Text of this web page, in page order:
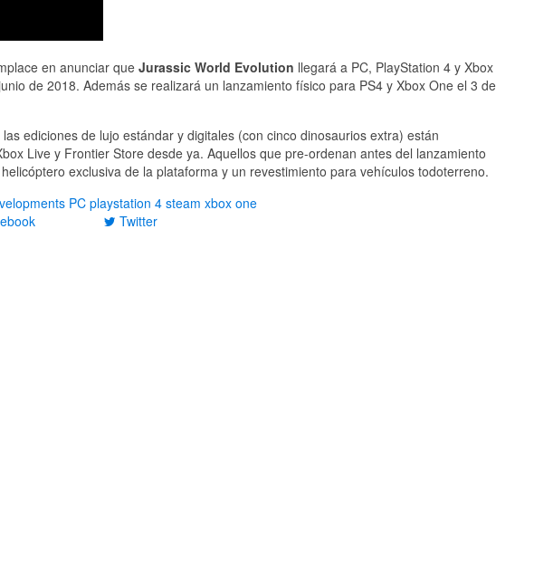
en anunciar queJurassic World Evolution llegará a PC, PlayStation 4 y Xbox
de 2018. Además se realizará un lanzamiento físico para PS4 y Xbox One el 3 de
ediciones de lujo estándar y digitales (con cinco dinosaurios extra) están
Live y Frontier Store desde ya. Aquellos que pre-ordenan antes del lanzamiento
exclusiva de la plataforma y un revestimiento para vehículos todoterreno.
PC playstation 4 steam xbox one
Twitter